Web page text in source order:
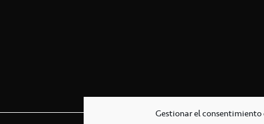
Gestionar el consentimiento